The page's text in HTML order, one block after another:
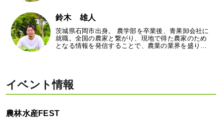
鈴木 雄人
茨城県石岡市出身。 農学部を卒業後、青果卸会社に
就職。全国の農家と繋がり、現地で得た農家のため
となる情報を発信することで、農業の業界を盛り…
イベント情報
農林水産FEST